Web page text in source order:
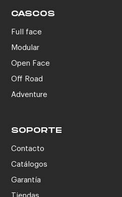
CASCOS
Full face
Modular
Open Face
Off Road
Adventure
SOPORTE
Contacto
Catálogos
Garantía